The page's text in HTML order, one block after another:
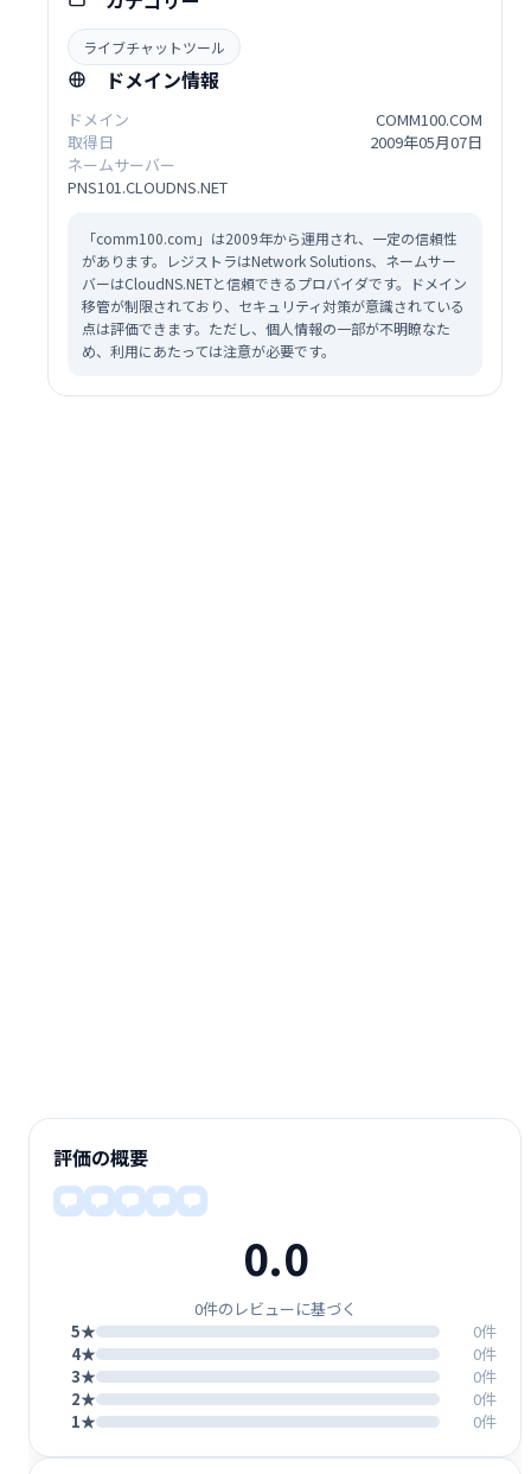
ライブチャットツール
ドメイン情報
ドメイン
COMM100.COM
取得日
2009年05月07日
ネームサーバー
PNS101.CLOUDNS.NET
「comm100.com」は2009年から運用され、一定の信頼性
があります。レジストラはNetwork Solutions、ネームサー
バーはCloudNS.NETと信頼できるプロバイダです。ドメイン
移管が制限されており、セキュリティ対策が意識されている
点は評価できます。ただし、個人情報の一部が不明瞭なた
め、利用にあたっては注意が必要です。
評価の概要
0.0
0件のレビューに基づく
5★
0件
4★
0件
3★
0件
2★
0件
1★
0件